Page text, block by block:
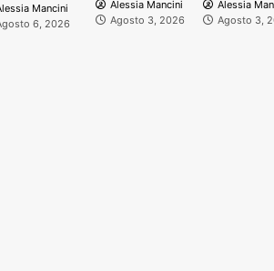
Mancini
6, 2026
Alessia Mancini
Agosto 3, 2026
Alessia
Agosto 3,